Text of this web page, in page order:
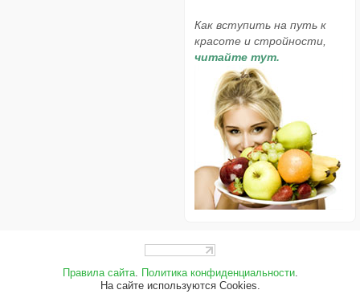
Как вступить на путь к
красоте и стройности,
читайте тут.
Правила сайта. Политика конфиденциальности.
На сайте используются Cookies.